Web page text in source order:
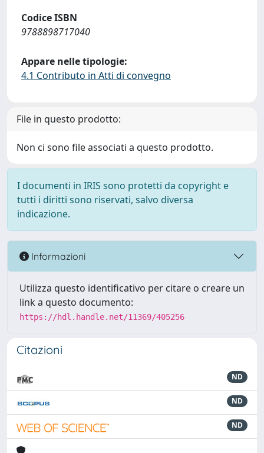
Codice ISBN
9788898717040
Appare nelle tipologie:
4.1 Contributo in Atti di convegno
File in questo prodotto:
Non ci sono file associati a questo prodotto.
I documenti in IRIS sono protetti da copyright e
tutti i diritti sono riservati, salvo diversa
indicazione.
Informazioni
Utilizza questo identificativo per citare o creare un
link a questo documento:
https://hdl.handle.net/11369/405256
Citazioni
ND
ND
ND